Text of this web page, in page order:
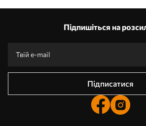
Виготовлення за індивідуальними розмірами
Промокоди зі знижками до замовлення!
Підпишіться на
Підписатися